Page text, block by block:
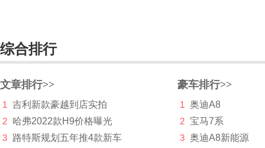
长城（皮卡）
成功
创维汽车
综合排行
文章排行>>
1
吉利新款豪越到店实拍
2 哈弗2022款H9价格曝光
3 路特斯规划五年推4款新车
豪车排行>>
1
奥迪A8
2 宝马7系
3 奥迪A8新能源